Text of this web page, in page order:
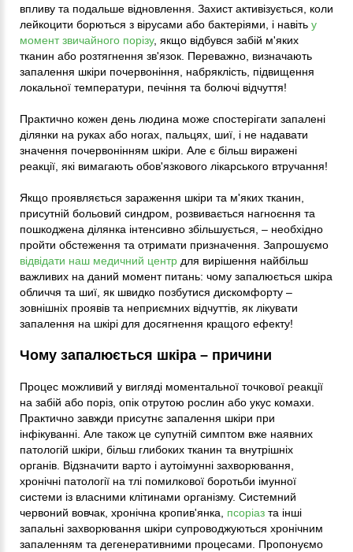
впливу та подальше відновлення. Захист активізується, коли
лейкоцити борються з вірусами або бактеріями, і навіть у
момент звичайного порізу, якщо відбувся забій м'яких
тканин або розтягнення зв'язок. Переважно, визначають
запалення шкіри почервоніння, набряклість, підвищення
локальної температури, печіння та болючі відчуття!
Практично кожен день людина може спостерігати запалені
ділянки на руках або ногах, пальцях, шиї, і не надавати
значення почервонінням шкіри. Але є більш виражені
реакції, які вимагають обов'язкового лікарського втручання!
Якщо проявляється зараження шкіри та м'яких тканин,
присутній больовий синдром, розвивається нагноєння та
пошкоджена ділянка інтенсивно збільшується, – необхідно
пройти обстеження та отримати призначення. Запрошуємо
відвідати наш медичний центр для вирішення найбільш
важливих на даний момент питань: чому запалюється шкіра
обличчя та шиї, як швидко позбутися дискомфорту –
зовнішніх проявів та неприємних відчуттів, як лікувати
запалення на шкірі для досягнення кращого ефекту!
Чому запалюється шкіра – причини
Процес можливий у вигляді моментальної точкової реакції
на забій або поріз, опік отрутою рослин або укус комахи.
Практично завжди присутнє запалення шкіри при
інфікуванні. Але також це супутній симптом вже наявних
патологій шкіри, більш глибоких тканин та внутрішніх
органів. Відзначити варто і аутоімунні захворювання,
хронічні патології на тлі помилкової боротьби імунної
системи із власними клітинами організму. Системний
червоний вовчак, хронічна кропив'янка, псоріаз та інші
запальні захворювання шкіри супроводжуються хронічним
запаленням та дегенеративними процесами. Пропонуємо